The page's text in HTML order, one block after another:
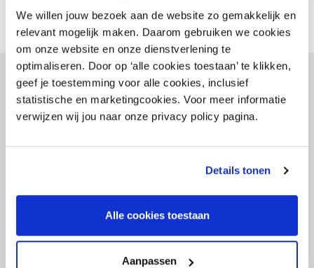
We willen jouw bezoek aan de website zo gemakkelijk en
relevant mogelijk maken. Daarom gebruiken we cookies
om onze website en onze dienstverlening te
optimaliseren. Door op ‘alle cookies toestaan’ te klikken,
geef je toestemming voor alle cookies, inclusief
statistische en marketingcookies. Voor meer informatie
verwijzen wij jou naar onze privacy policy pagina.
Details tonen
Alle cookies toestaan
Aanpassen
- Gerelateerd -